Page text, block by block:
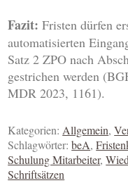
Fazit: Fristen dürfen
automatisierten
Satz 2 ZPO nach
gestrichen werden
MDR 2023, 1161).
Kategorien:Allgemein,
Schlagwörter:beA,
Schulung Mitarbeiter,
Schriftsätzen